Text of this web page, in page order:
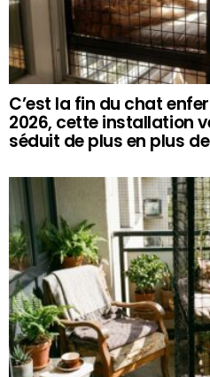
C’est la fin du chat
2026, cette installation
séduit de plus en plus